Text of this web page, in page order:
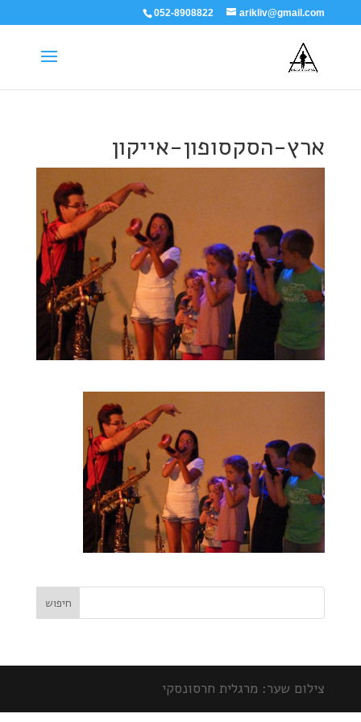
052-8908822 arikliv@gmail.com
ארץ-הסקסופון-אייקון
צילום שער: מרגלית חרסונסקי